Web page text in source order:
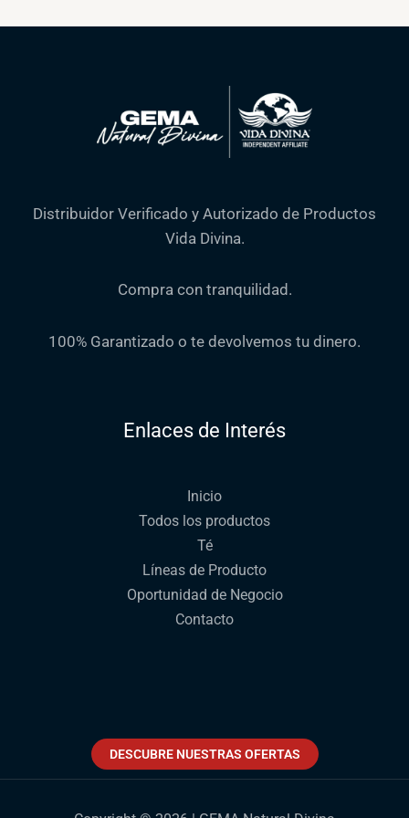
Distribuidor Verificado y Autorizado de Productos
Vida Divina.
Compra con tranquilidad.
100% Garantizado o te devolvemos tu dinero.
Enlaces de Interés
Inicio
Todos los productos
Té
Líneas de Producto
Oportunidad de Negocio
Contacto
DESCUBRE NUESTRAS OFERTAS